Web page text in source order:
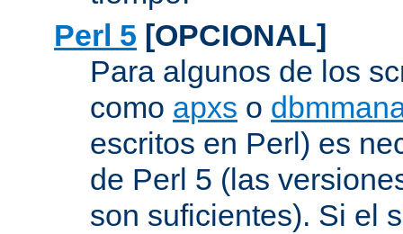
Perl 5 [OPCIONAL]
Para algunos de los
como apxs o
escritos en Perl) es
de Perl 5 (las
son suficientes). Si el